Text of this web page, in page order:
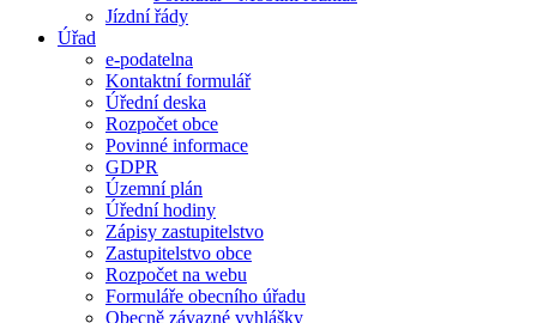
Jízdní řády
Úřad
e-podatelna
Kontaktní formulář
Úřední deska
Rozpočet obce
Povinné informace
GDPR
Územní plán
Úřední hodiny
Zápisy zastupitelstvo
Zastupitelstvo obce
Rozpočet na webu
Formuláře obecního úřadu
Obecně závazné vyhlášky